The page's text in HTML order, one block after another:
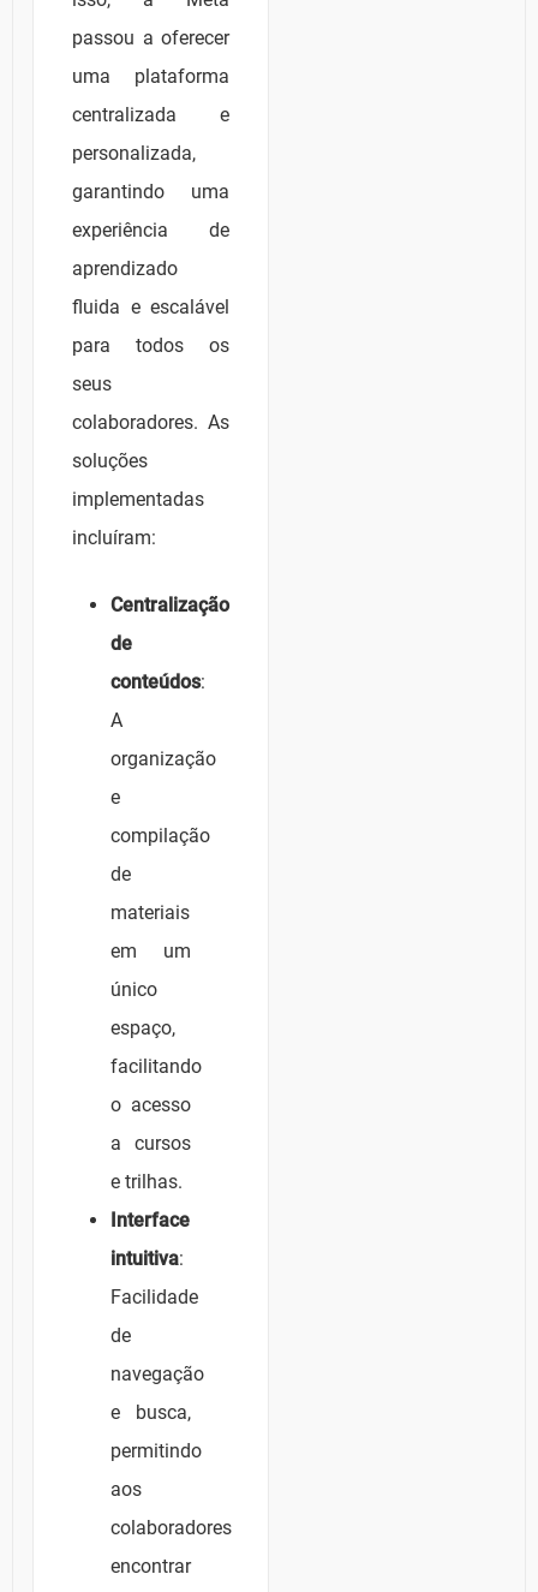
passou a oferecer
uma plataforma
centralizada e
personalizada,
garantindo uma
experiência de
aprendizado
fluida e escalável
para todos os
seus
colaboradores. As
soluções
implementadas
incluíram:
Centralização
de
conteúdos:
A
organização
e
compilação
de
materiais
em um
único
espaço,
facilitando
o acesso
a cursos
e trilhas.
Interface
intuitiva:
Facilidade
de
navegação
e busca,
permitindo
aos
colaboradores
encontrar